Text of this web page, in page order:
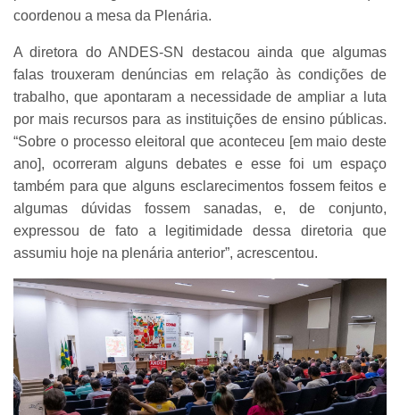
coordenou a mesa da Plenária.
A diretora do ANDES-SN destacou ainda que algumas
falas trouxeram denúncias em relação às condições de
trabalho, que apontaram a necessidade de ampliar a luta
por mais recursos para as instituições de ensino públicas.
“Sobre o processo eleitoral que aconteceu [em maio deste
ano], ocorreram alguns debates e esse foi um espaço
também para que alguns esclarecimentos fossem feitos e
algumas dúvidas fossem sanadas, e, de conjunto,
expressou de fato a legitimidade dessa diretoria que
assumiu hoje na plenária anterior”, acrescentou.